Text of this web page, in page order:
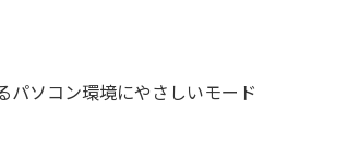
パソコン環境にやさしいモード